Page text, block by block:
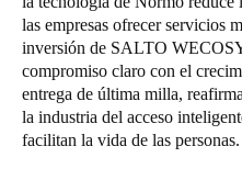
las empresas ofrecer servicios
inversión de SALTO
compromiso claro con el
entrega de última milla,
la industria del acceso
facilitan la vida de las personas.